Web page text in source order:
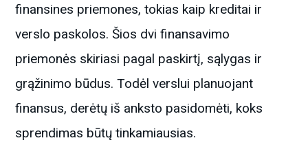
finansines priemones, tokias kaip kreditai ir
verslo paskolos. Šios dvi finansavimo
priemonės skiriasi pagal paskirtį, sąlygas ir
grąžinimo būdus. Todėl verslui planuojant
finansus, derėtų iš anksto pasidomėti, koks
sprendimas būtų tinkamiausias.